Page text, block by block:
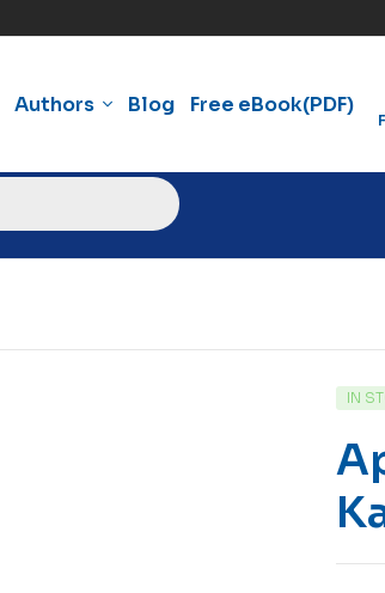
Authors Blog Free eBook(PDF)
IN